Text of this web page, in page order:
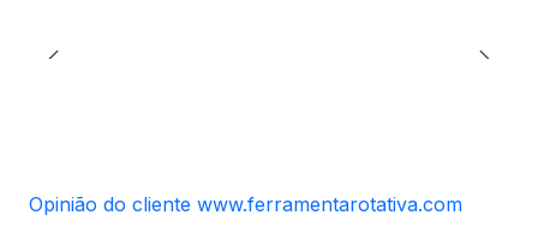
Opinião do cliente www.ferramentarotativa.com